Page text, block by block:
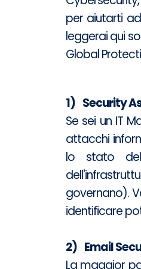
per aiutarti
leggerai qui
Global
1) Security
Se sei un IT
attacchi
lo stato
governano).
identificare
2) Email
La maggior